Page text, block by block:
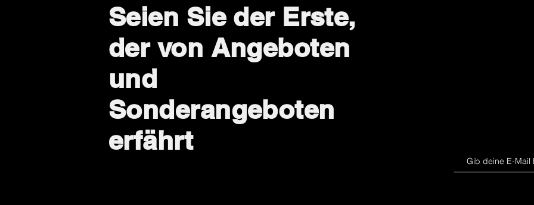
Seien Sie der Erste,
der von Angeboten
und
Sonderangeboten
erfährt